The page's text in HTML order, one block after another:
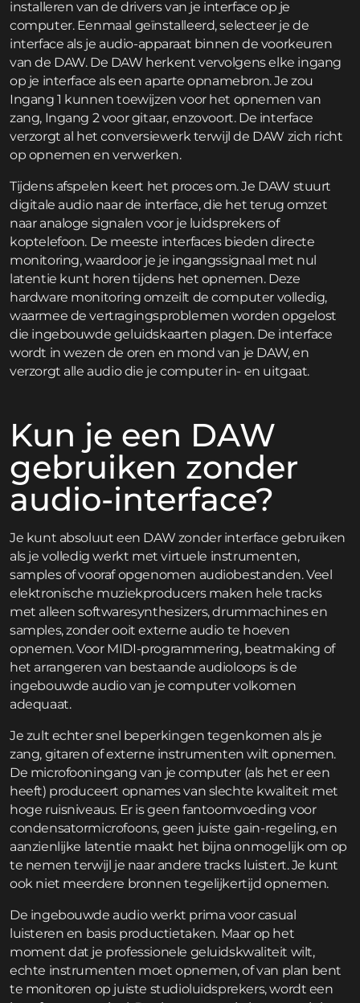
installeren van de drivers van je interface op je
computer. Eenmaal geïnstalleerd, selecteer je de
interface als je audio-apparaat binnen de voorkeuren
van de DAW. De DAW herkent vervolgens elke ingang
op je interface als een aparte opnamebron. Je zou
Ingang 1 kunnen toewijzen voor het opnemen van
zang, Ingang 2 voor gitaar, enzovoort. De interface
verzorgt al het conversiewerk terwijl de DAW zich richt
op opnemen en verwerken.
Tijdens afspelen keert het proces om. Je DAW stuurt
digitale audio naar de interface, die het terug omzet
naar analoge signalen voor je luidsprekers of
koptelefoon. De meeste interfaces bieden directe
monitoring, waardoor je je ingangssignaal met nul
latentie kunt horen tijdens het opnemen. Deze
hardware monitoring omzeilt de computer volledig,
waarmee de vertragingsproblemen worden opgelost
die ingebouwde geluidskaarten plagen. De interface
wordt in wezen de oren en mond van je DAW, en
verzorgt alle audio die je computer in- en uitgaat.
Kun je een DAW
gebruiken zonder
audio-interface?
Je kunt absoluut een DAW zonder interface gebruiken
als je volledig werkt met virtuele instrumenten,
samples of vooraf opgenomen audiobestanden. Veel
elektronische muziekproducers maken hele tracks
met alleen softwaresynthesizers, drummachines en
samples, zonder ooit externe audio te hoeven
opnemen. Voor MIDI-programmering, beatmaking of
het arrangeren van bestaande audioloops is de
ingebouwde audio van je computer volkomen
adequaat.
Je zult echter snel beperkingen tegenkomen als je
zang, gitaren of externe instrumenten wilt opnemen.
De microfooningang van je computer (als het er een
heeft) produceert opnames van slechte kwaliteit met
hoge ruisniveaus. Er is geen fantoomvoeding voor
condensatormicrofoons, geen juiste gain-regeling, en
aanzienlijke latentie maakt het bijna onmogelijk om op
te nemen terwijl je naar andere tracks luistert. Je kunt
ook niet meerdere bronnen tegelijkertijd opnemen.
De ingebouwde audio werkt prima voor casual
luisteren en basis productietaken. Maar op het
moment dat je professionele geluidskwaliteit wilt,
echte instrumenten moet opnemen, of van plan bent
te monitoren op juiste studioluidsprekers, wordt een